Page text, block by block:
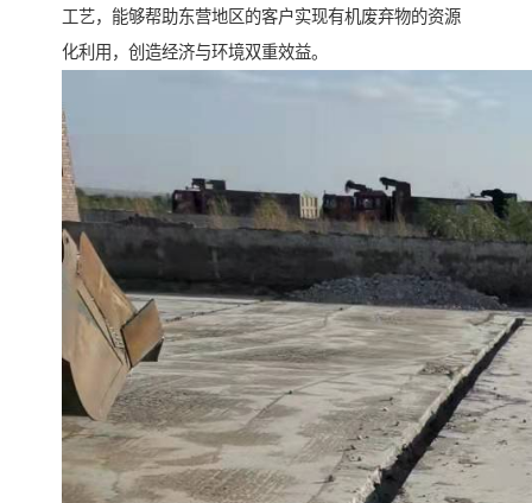
工艺，能够帮助东营地区的客户实现有机废弃物的资源
化利用，创造经济与环境双重效益。